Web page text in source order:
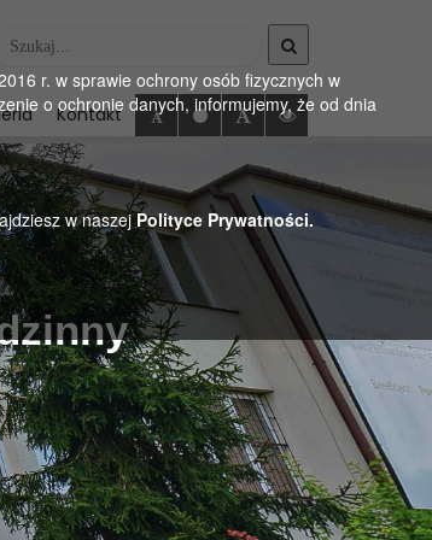
r. w sprawie ochrony osób fizycznych w
o ochronie danych, informujemy, że od dnia
w naszejPolityce Prywatności.
Wyszukaj
Kontakt